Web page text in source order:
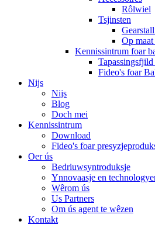
Rôlwiel
Tsjinsten
Op maat
Kennissintrum foar
Tapassingsfjild
Fideo's foar
Nijs
Nijs
Blog
Doch mei
Kennissintrum
Download
Fideo's foar
Oer ús
Bedriuwsyntroduksje
Ynnovaasje en
Wêrom ús
Us Partners
Om ús agent te wêzen
Kontakt